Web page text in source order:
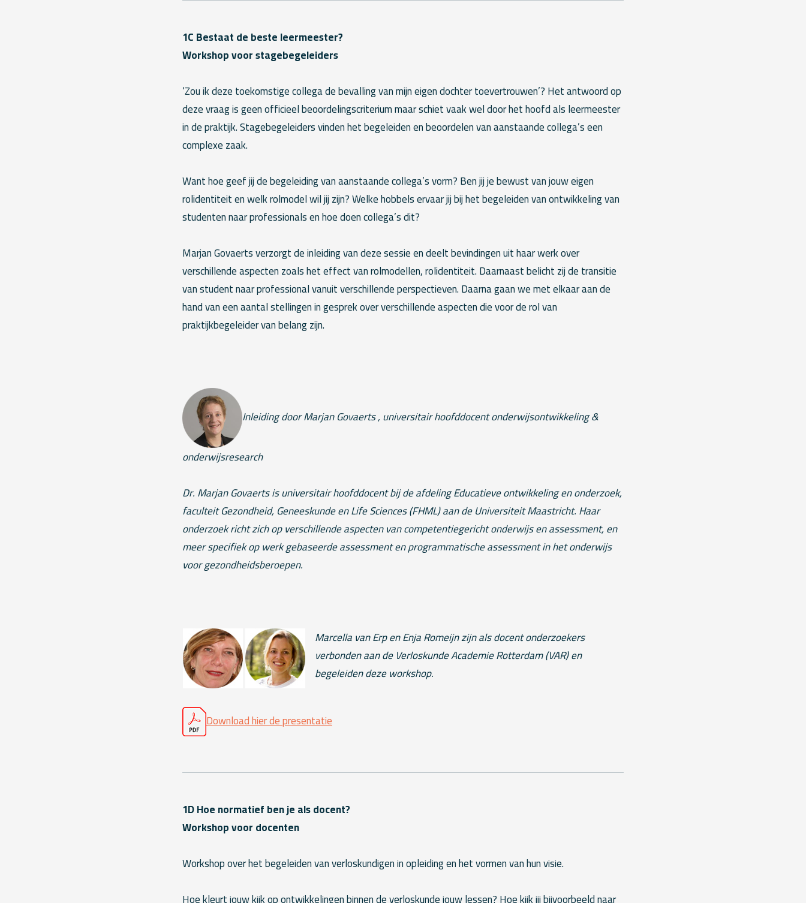
1C Bestaat de beste leermeester?
Workshop voor stagebegeleiders
‘Zou ik deze toekomstige collega de bevalling van mijn eigen dochter toevertrouwen’? Het antwoord op
deze vraag is geen officieel beoordelingscriterium maar schiet vaak wel door het hoofd als leermeester
in de praktijk. Stagebegeleiders vinden het begeleiden en beoordelen van aanstaande collega’s een
complexe zaak.
Want hoe geef jij de begeleiding van aanstaande collega’s vorm? Ben jij je bewust van jouw eigen
rolidentiteit en welk rolmodel wil jij zijn? Welke hobbels ervaar jij bij het begeleiden van ontwikkeling van
studenten naar professionals en hoe doen collega’s dit?
Marjan Govaerts verzorgt de inleiding van deze sessie en deelt bevindingen uit haar werk over
verschillende aspecten zoals het effect van rolmodellen, rolidentiteit. Daarnaast belicht zij de transitie
van student naar professional vanuit verschillende perspectieven. Daarna gaan we met elkaar aan de
hand van een aantal stellingen in gesprek over verschillende aspecten die voor de rol van
praktijkbegeleider van belang zijn.
Inleiding door Marjan Govaerts , universitair hoofddocent onderwijsontwikkeling &
onderwijsresearch
Dr. Marjan Govaerts is universitair hoofddocent bij de afdeling Educatieve ontwikkeling en onderzoek,
faculteit Gezondheid, Geneeskunde en Life Sciences (FHML) aan de Universiteit Maastricht. Haar
onderzoek richt zich op verschillende aspecten van competentiegericht onderwijs en assessment, en
meer specifiek op werk gebaseerde assessment en programmatische assessment in het onderwijs
voor gezondheidsberoepen.
Marcella van Erp en Enja Romeijn zijn als docent onderzoekers
verbonden aan de Verloskunde Academie Rotterdam (VAR) en
begeleiden deze workshop.
Download hier de presentatie
1D Hoe normatief ben je als docent?
Workshop voor docenten
Workshop over het begeleiden van verloskundigen in opleiding en het vormen van hun visie.
Hoe kleurt jouw kijk op ontwikkelingen binnen de verloskunde jouw lessen? Hoe kijk jij bijvoorbeeld naar